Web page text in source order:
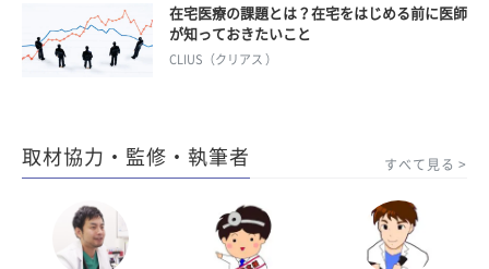
在宅医療の課題とは？在宅をはじめる前に医師
が知っておきたいこと
CLIUS（クリアス ）
取材協力・監修・執筆者 すべて見る